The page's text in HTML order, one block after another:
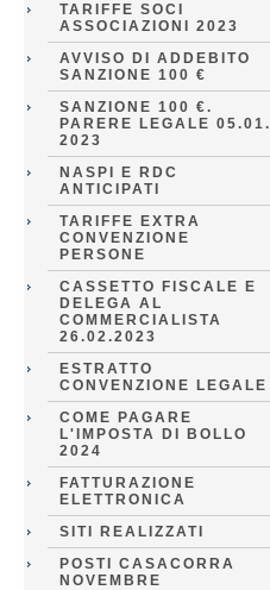
TARIFFE SOCI
ASSOCIAZIONI 2023
AVVISO DI ADDEBITO
SANZIONE 100 €
SANZIONE 100 €.
PARERE LEGALE 05.01.
2023
NASPI E RDC
ANTICIPATI
TARIFFE EXTRA
CONVENZIONE
PERSONE
CASSETTO FISCALE E
DELEGA AL
COMMERCIALISTA
26.02.2023
ESTRATTO
CONVENZIONE LEGALE
COME PAGARE
L'IMPOSTA DI BOLLO
2024
FATTURAZIONE
ELETTRONICA
SITI REALIZZATI
POSTI CASACORRA
NOVEMBRE